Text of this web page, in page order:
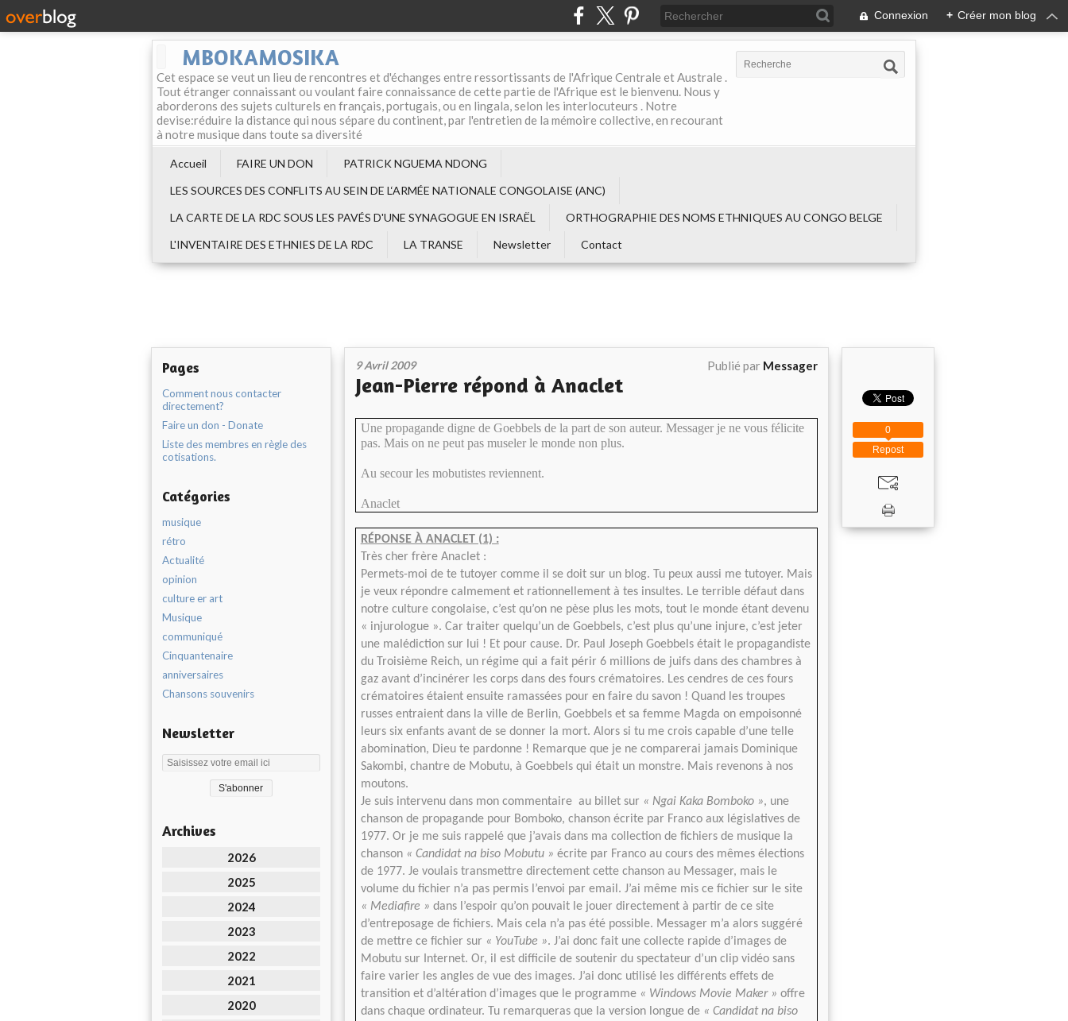
Connexion + Créer mon blog
MBOKAMOSIKA
Cet espace se veut un lieu de rencontres et d'échanges entre ressortissants de l'Afrique Centrale et Australe .
Tout étranger connaissant ou voulant faire connaissance de cette partie de l'Afrique est le bienvenu. Nous y
aborderons des sujets culturels en français, portugais, ou en lingala, selon les interlocuteurs . Notre
devise:réduire la distance qui nous sépare du continent, par l'entretien de la mémoire collective, en recourant
à notre musique dans toute sa diversité
Accueil FAIRE UN DON
PATRICK NGUEMA NDONG
LES SOURCES DES CONFLITS AU SEIN DE L‘ARMÉE NATIONALE CONGOLAISE (ANC)
LA CARTE DE LA RDC SOUS LES PAVÉS D'UNE SYNAGOGUE EN ISRAËL
ORTHOGRAPHIE DES NOMS ETHNIQUES AU CONGO BELGE
L'INVENTAIRE DES ETHNIES DE LA RDC
LA TRANSE Newsletter Contact
Pages
Comment nous contacter
directement?
Faire un don - Donate
Liste des membres en règle des
cotisations.
Catégories
musique
rétro
Actualité
opinion
culture er art
Musique
communiqué
Cinquantenaire
anniversaires
Chansons souvenirs
Newsletter
Archives
2026
2025
2024
2023
2022
2021
2020
9 Avril 2009 Publié par Messager
Jean-Pierre répond à Anaclet
Une propagande digne de Goebbels de la part de son auteur. Messager je ne vous félicite
pas. Mais on ne peut pas museler le monde non plus.
Au secour les mobutistes reviennent.
Anaclet
RÉPONSE À ANACLET (1) :
Très cher frère Anaclet :
Permets-moi de te tutoyer comme il se doit sur un blog. Tu peux aussi me tutoyer. Mais
je veux répondre calmement et rationnellement à tes insultes. Le terrible défaut dans
notre culture congolaise, c’est qu’on ne pèse plus les mots, tout le monde étant devenu
« injurologue ». Car traiter quelqu’un de Goebbels, c’est plus qu’une injure, c’est jeter
une malédiction sur lui ! Et pour cause. Dr. Paul Joseph Goebbels était le propagandiste
du Troisième Reich, un régime qui a fait périr 6 millions de juifs dans des chambres à
gaz avant d’incinérer les corps dans des fours crématoires. Les cendres de ces fours
crématoires étaient ensuite ramassées pour en faire du savon ! Quand les troupes
russes entraient dans la ville de Berlin, Goebbels et sa femme Magda on empoisonné
leurs six enfants avant de se donner la mort. Alors si tu me crois capable d’une telle
abomination, Dieu te pardonne ! Remarque que je ne comparerai jamais Dominique
Sakombi, chantre de Mobutu, à Goebbels qui était un monstre. Mais revenons à nos
moutons.
Je suis intervenu dans mon commentaire au billet sur « Ngai Kaka Bomboko », une
chanson de propagande pour Bomboko, chanson écrite par Franco aux législatives de
1977. Or je me suis rappelé que j’avais dans ma collection de fichiers de musique la
chanson « Candidat na biso Mobutu » écrite par Franco au cours des mêmes élections
de 1977. Je voulais transmettre directement cette chanson au Messager, mais le
volume du fichier n’a pas permis l’envoi par email. J’ai même mis ce fichier sur le site
« Mediafire » dans l’espoir qu’on pouvait le jouer directement à partir de ce site
d’entreposage de fichiers. Mais cela n’a pas été possible. Messager m’a alors suggéré
de mettre ce fichier sur « YouTube ». J’ai donc fait une collecte rapide d’images de
Mobutu sur Internet. Or, il est difficile de soutenir du spectateur d’un clip vidéo sans
faire varier les angles de vue des images. J’ai donc utilisé les différents effets de
transition et d’altération d’images que le programme « Windows Movie Maker » offre
dans chaque ordinateur. Tu remarqueras que la version longue de « Candidat na biso
Repost
0